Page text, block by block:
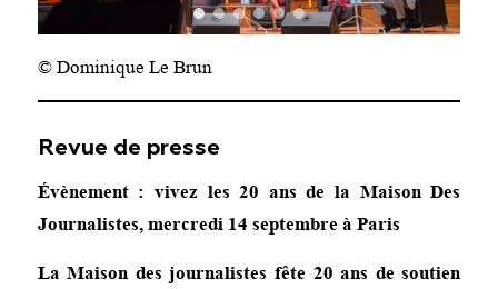
© Dominique Le Brun
Revue de presse
Évènement : vivez les 20 ans de la Maison Des
Journalistes, mercredi 14 septembre à Paris
La Maison des journalistes fête 20 ans de soutien